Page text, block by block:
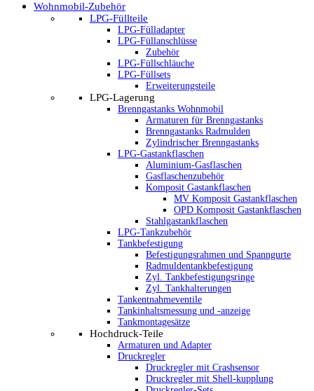
Wohnmobil-Zubehör
LPG-Füllteile
LPG-Fülladapter
LPG-Füllanschlüsse
Zubehör
LPG-Füllschläuche
LPG-Füllsets
Erweiterungsteile
LPG-Lagerung
Brenngastanks Wohnmobil
Armaturen für Brenngastanks
Brenngastanks Radmulden
Zylindrischer Brenngastanks
LPG-Gastankflaschen
Aluminium-Gasflaschen
Gasflaschenzubehör
Komposit Gastankflaschen
MV Komposit Gastankflaschen
OPD Komposit Gastankflaschen
Stahlgastankflaschen
LPG-Tankzubehör
Tankbefestigung
Befestigungsrahmen und Spanngurte
Radmuldentankbefestigung
Zyl. Tankbefestigungsringe
Zyl. Tankhalterungen
Tankentnahmeventile
Tankinhaltsmessung und -anzeige
Tankmontagesätze
Hochdruck-Teile
Armaturen und Adapter
Druckregler
Druckregler mit Crashsensor
Druckregler mit Shell-kupplung